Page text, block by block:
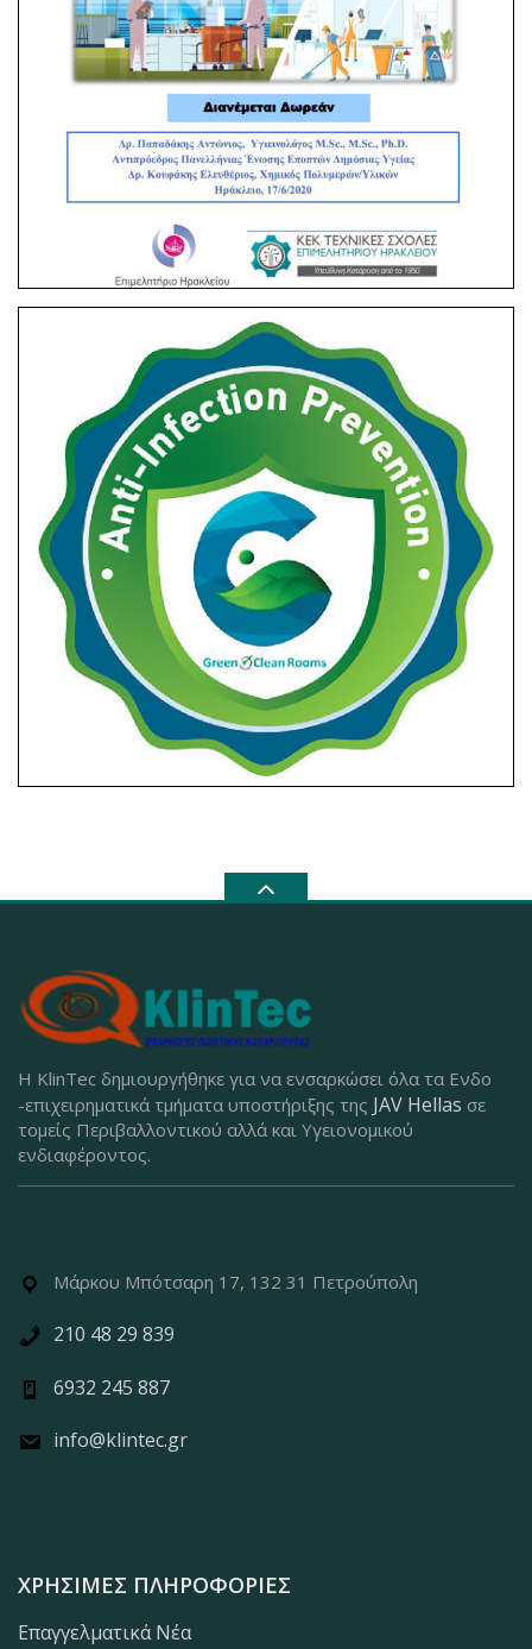
Η KlinTec δημιουργήθηκε για να ενσαρκώσει όλα τα Ενδο
-επιχειρηματικά τμήματα υποστήριξης της JAV Hellas σε
τομείς Περιβαλλοντικού αλλά και Υγειονομικού
ενδιαφέροντος.
Μάρκου Μπότσαρη 17, 132 31 Πετρούπολη
210 48 29 839
6932 245 887
info@klintec.gr
ΧΡΉΣΙΜΕΣ ΠΛΗΡΟΦΟΡΊΕΣ
Επαγγελματικά Νέα